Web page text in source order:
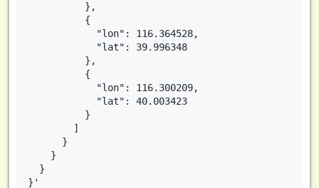
          },
          {
            "lon": 116.364528,
            "lat": 39.996348
          },
          {
            "lon": 116.300209,
            "lat": 40.003423
          }
        ]
      }
    }
  }